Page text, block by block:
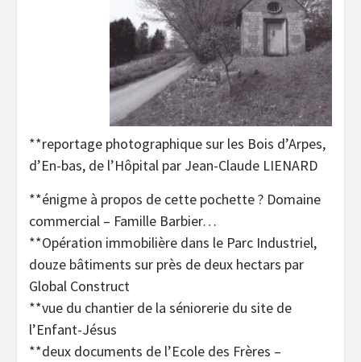
**reportage photographique sur les Bois d’Arpes,
d’En-bas, de l’Hôpital par Jean-Claude LIENARD
**énigme à propos de cette pochette ? Domaine
commercial – Famille Barbier…
**Opération immobilière dans le Parc Industriel,
douze bâtiments sur près de deux hectars par
Global Construct
**vue du chantier de la séniorerie du site de
l’Enfant-Jésus
**deux documents de l’Ecole des Frères –